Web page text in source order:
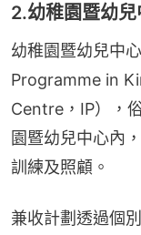
2.幼稚園暨幼兒
幼稚園暨幼兒中
Programme in
Centre，IP），
園暨幼兒中心內
訓練及照顧。
兼收計劃透過個